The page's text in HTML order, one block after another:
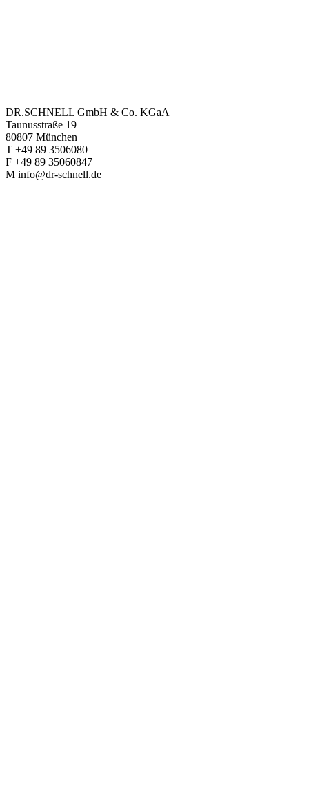
DR.SCHNELL GmbH & Co. KGaA
Taunusstraße 19
80807 München
T +49 89 3506080
F +49 89 35060847
M info@dr-schnell.de